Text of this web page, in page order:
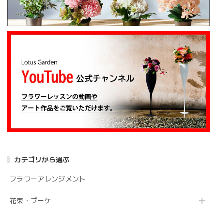
カテゴリから選ぶ
フラワーアレンジメント
花束・ブーケ
伝えたところ、レアなバラを入れて下さり、ワンランクアッ
プでハイセンスな華やかな花束を作ってくださいました。
姉も大変喜んでくれて、大満足です。 また、お願いしま
す。 安心してお願いできるお花屋さんです。
大変嬉しいレビューありがとうございます。 お
姉さんも喜んでくださり安心しました。 また、
アンティークブーケ（カビン付き）
丁寧に梱包されていて、 配送の問題は特にありませんでし
ます。 今後も利用したい信頼のおける花屋さんです。